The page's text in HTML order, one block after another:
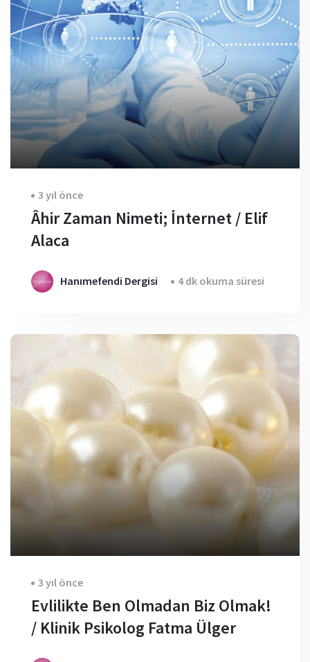
3 yıl önce
Âhir Zaman Nimeti; İnternet / Elif
Alaca
Hanımefendi Dergisi 4 dk okuma süresi
3 yıl önce
Evlilikte Ben Olmadan Biz Olmak!
/ Klinik Psikolog Fatma Ülger